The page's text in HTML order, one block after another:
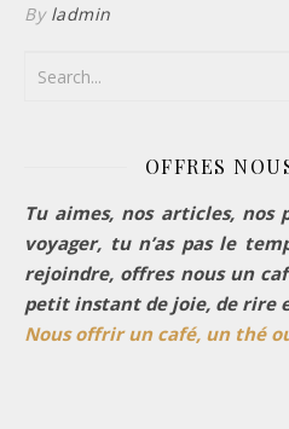
By ladmin
OFFRES
Tu aimes, nos articles,
voyager, tu n’as pas le
rejoindre, offres nous un
petit instant de joie, de rire
Nous offrir un café, un thé